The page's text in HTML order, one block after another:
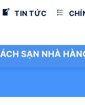
TIN TỨC
SẠN NHÀ